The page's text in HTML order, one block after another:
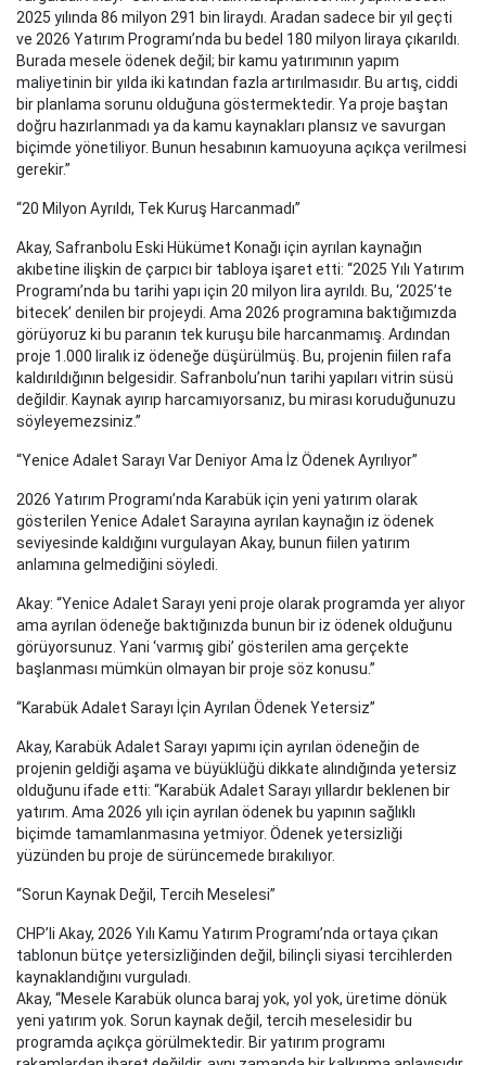
2025 yılında 86 milyon 291 bin liraydı. Aradan sadece bir yıl geçti
ve 2026 Yatırım Programı’nda bu bedel 180 milyon liraya çıkarıldı.
Burada mesele ödenek değil; bir kamu yatırımının yapım
maliyetinin bir yılda iki katından fazla artırılmasıdır. Bu artış, ciddi
bir planlama sorunu olduğuna göstermektedir. Ya proje baştan
doğru hazırlanmadı ya da kamu kaynakları plansız ve savurgan
biçimde yönetiliyor. Bunun hesabının kamuoyuna açıkça verilmesi
gerekir.”
“20 Milyon Ayrıldı, Tek Kuruş Harcanmadı”
Akay, Safranbolu Eski Hükümet Konağı için ayrılan kaynağın
akıbetine ilişkin de çarpıcı bir tabloya işaret etti: “2025 Yılı Yatırım
Programı’nda bu tarihi yapı için 20 milyon lira ayrıldı. Bu, ‘2025’te
bitecek’ denilen bir projeydi. Ama 2026 programına baktığımızda
görüyoruz ki bu paranın tek kuruşu bile harcanmamış. Ardından
proje 1.000 liralık iz ödeneğe düşürülmüş. Bu, projenin fiilen rafa
kaldırıldığının belgesidir. Safranbolu’nun tarihi yapıları vitrin süsü
değildir. Kaynak ayırıp harcamıyorsanız, bu mirası koruduğunuzu
söyleyemezsiniz.”
“Yenice Adalet Sarayı Var Deniyor Ama İz Ödenek Ayrılıyor”
2026 Yatırım Programı’nda Karabük için yeni yatırım olarak
gösterilen Yenice Adalet Sarayına ayrılan kaynağın iz ödenek
seviyesinde kaldığını vurgulayan Akay, bunun fiilen yatırım
anlamına gelmediğini söyledi.
Akay: “Yenice Adalet Sarayı yeni proje olarak programda yer alıyor
ama ayrılan ödeneğe baktığınızda bunun bir iz ödenek olduğunu
görüyorsunuz. Yani ‘varmış gibi’ gösterilen ama gerçekte
başlanması mümkün olmayan bir proje söz konusu.”
“Karabük Adalet Sarayı İçin Ayrılan Ödenek Yetersiz”
Akay, Karabük Adalet Sarayı yapımı için ayrılan ödeneğin de
projenin geldiği aşama ve büyüklüğü dikkate alındığında yetersiz
olduğunu ifade etti: “Karabük Adalet Sarayı yıllardır beklenen bir
yatırım. Ama 2026 yılı için ayrılan ödenek bu yapının sağlıklı
biçimde tamamlanmasına yetmiyor. Ödenek yetersizliği
yüzünden bu proje de sürüncemede bırakılıyor.
“Sorun Kaynak Değil, Tercih Meselesi”
CHP’li Akay, 2026 Yılı Kamu Yatırım Programı’nda ortaya çıkan
tablonun bütçe yetersizliğinden değil, bilinçli siyasi tercihlerden
kaynaklandığını vurguladı.
Akay, “Mesele Karabük olunca baraj yok, yol yok, üretime dönük
yeni yatırım yok. Sorun kaynak değil, tercih meselesidir bu
programda açıkça görülmektedir. Bir yatırım programı